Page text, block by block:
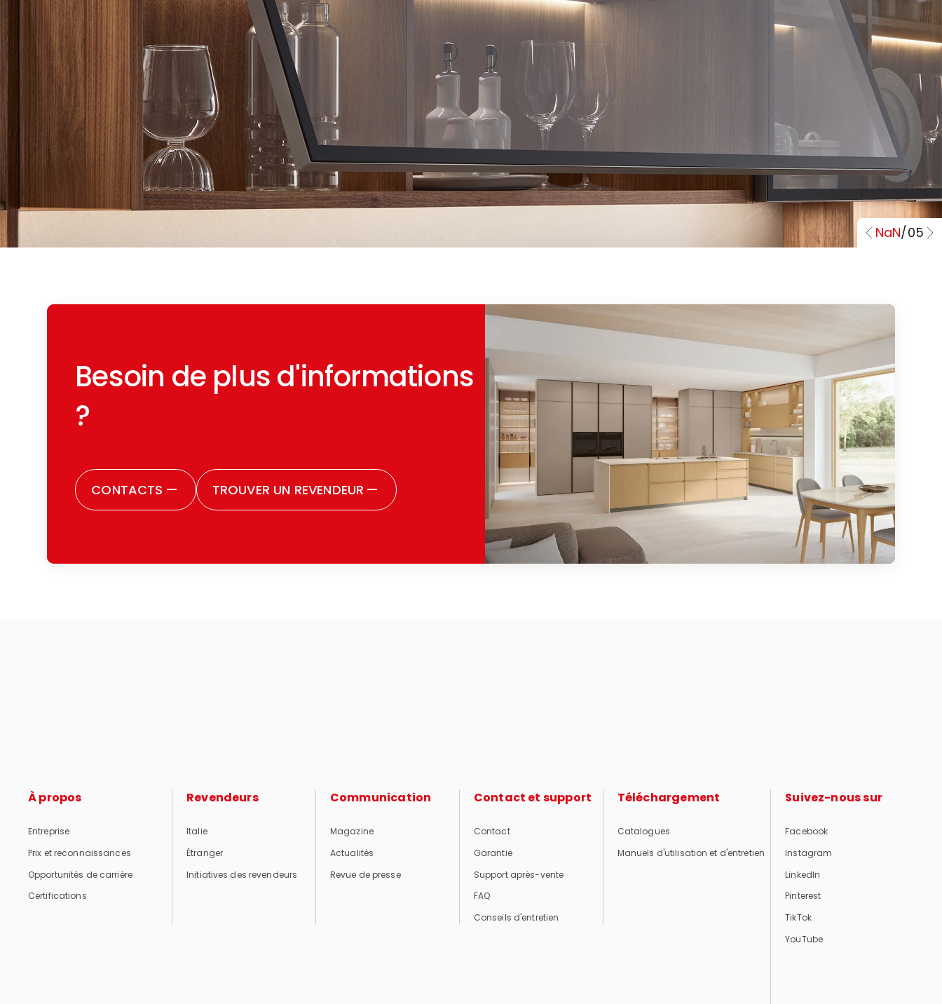
NaN/05
Besoin de plus d'informations
?
CONTACTS — TROUVER UN REVENDEUR —
À propos
Entreprise
Prix et reconnaissances
Opportunités de carrière
Certifications
Revendeurs
Italie
Étranger
Initiatives des revendeurs
Communication
Magazine
Actualités
Revue de presse
Contact et support
Contact
Garantie
Support après-vente
FAQ
Conseils d'entretien
Téléchargement
Catalogues
Manuels d'utilisation et d'entretien
Suivez-nous sur
Facebook
Instagram
LinkedIn
Pinterest
TikTok
YouTube